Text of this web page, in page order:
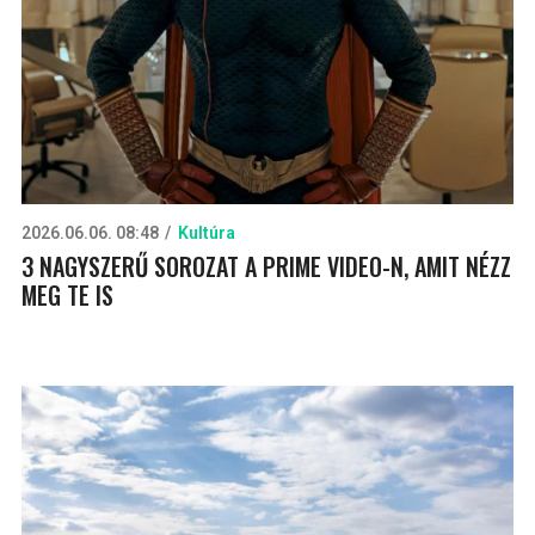
2026.06.06. 08:48 Kultúra
3 NAGYSZERŰ SOROZAT A PRIME VIDEO-N, AMIT NÉZZ
MEG TE IS